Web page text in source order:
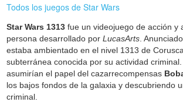
Todos los juegos de Star Wars
Star Wars 1313 fue un videojuego de acción y
persona desarrollado porLucasArts .
estaba ambientado en el nivel 1313 de
subterránea conocida por su actividad
asumirían el papel del cazarrecompensas
los bajos fondos de la galaxia y descubriendo
criminal.